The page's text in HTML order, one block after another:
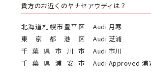
貴方のお近くのヤナセアウディは？
北海道札幌市豊平区
Audi 月寒
東京都港区
Audi 芝浦
千葉県市川市
Audi 市川
千葉県浦安市
Audi Approved 浦